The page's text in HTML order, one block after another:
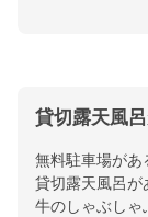
貸切露天風
無料駐車場があ
貸切露天風呂が
牛のしゃぶしゃ